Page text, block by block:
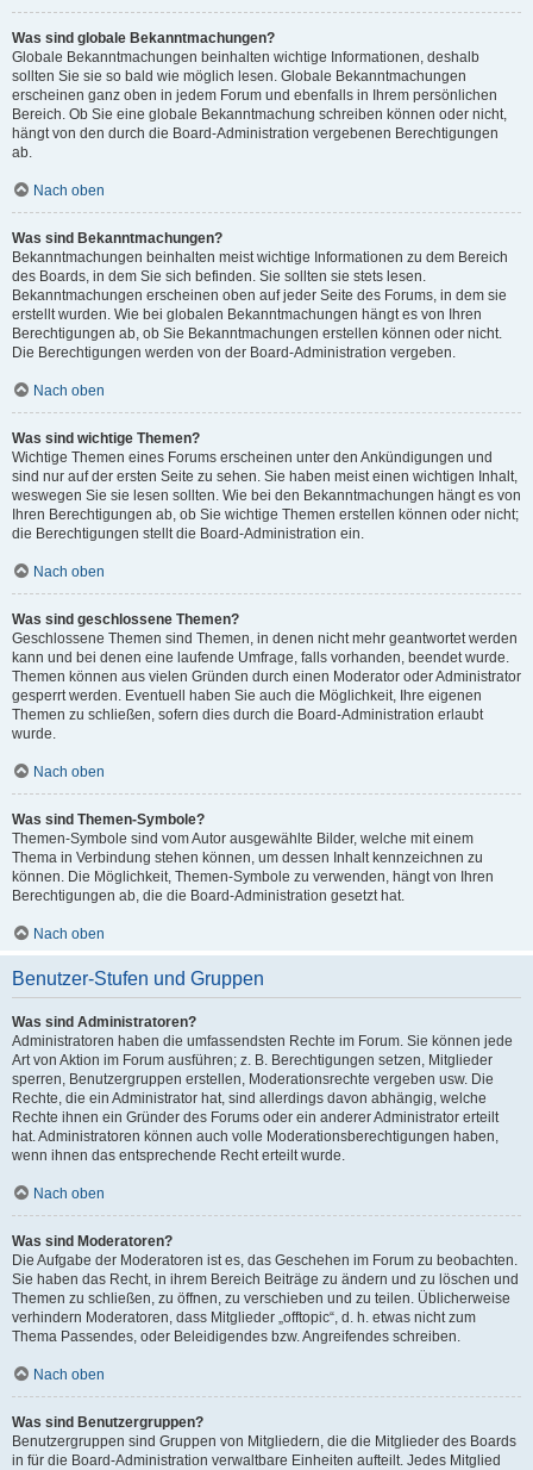
Was sind globale Bekanntmachungen?
Globale Bekanntmachungen beinhalten wichtige Informationen, deshalb
sollten Sie sie so bald wie möglich lesen. Globale Bekanntmachungen
erscheinen ganz oben in jedem Forum und ebenfalls in Ihrem persönlichen
Bereich. Ob Sie eine globale Bekanntmachung schreiben können oder nicht,
hängt von den durch die Board-Administration vergebenen Berechtigungen
ab.
Nach oben
Was sind Bekanntmachungen?
Bekanntmachungen beinhalten meist wichtige Informationen zu dem Bereich
des Boards, in dem Sie sich befinden. Sie sollten sie stets lesen.
Bekanntmachungen erscheinen oben auf jeder Seite des Forums, in dem sie
erstellt wurden. Wie bei globalen Bekanntmachungen hängt es von Ihren
Berechtigungen ab, ob Sie Bekanntmachungen erstellen können oder nicht.
Die Berechtigungen werden von der Board-Administration vergeben.
Nach oben
Was sind wichtige Themen?
Wichtige Themen eines Forums erscheinen unter den Ankündigungen und
sind nur auf der ersten Seite zu sehen. Sie haben meist einen wichtigen Inhalt,
weswegen Sie sie lesen sollten. Wie bei den Bekanntmachungen hängt es von
Ihren Berechtigungen ab, ob Sie wichtige Themen erstellen können oder nicht;
die Berechtigungen stellt die Board-Administration ein.
Nach oben
Was sind geschlossene Themen?
Geschlossene Themen sind Themen, in denen nicht mehr geantwortet werden
kann und bei denen eine laufende Umfrage, falls vorhanden, beendet wurde.
Themen können aus vielen Gründen durch einen Moderator oder Administrator
gesperrt werden. Eventuell haben Sie auch die Möglichkeit, Ihre eigenen
Themen zu schließen, sofern dies durch die Board-Administration erlaubt
wurde.
Nach oben
Was sind Themen-Symbole?
Themen-Symbole sind vom Autor ausgewählte Bilder, welche mit einem
Thema in Verbindung stehen können, um dessen Inhalt kennzeichnen zu
können. Die Möglichkeit, Themen-Symbole zu verwenden, hängt von Ihren
Berechtigungen ab, die die Board-Administration gesetzt hat.
Nach oben
Benutzer-Stufen und Gruppen
Was sind Administratoren?
Administratoren haben die umfassendsten Rechte im Forum. Sie können jede
Art von Aktion im Forum ausführen; z. B. Berechtigungen setzen, Mitglieder
sperren, Benutzergruppen erstellen, Moderationsrechte vergeben usw. Die
Rechte, die ein Administrator hat, sind allerdings davon abhängig, welche
Rechte ihnen ein Gründer des Forums oder ein anderer Administrator erteilt
hat. Administratoren können auch volle Moderationsberechtigungen haben,
wenn ihnen das entsprechende Recht erteilt wurde.
Nach oben
Was sind Moderatoren?
Die Aufgabe der Moderatoren ist es, das Geschehen im Forum zu beobachten.
Sie haben das Recht, in ihrem Bereich Beiträge zu ändern und zu löschen und
Themen zu schließen, zu öffnen, zu verschieben und zu teilen. Üblicherweise
verhindern Moderatoren, dass Mitglieder „offtopic“, d. h. etwas nicht zum
Thema Passendes, oder Beleidigendes bzw. Angreifendes schreiben.
Nach oben
Was sind Benutzergruppen?
Benutzergruppen sind Gruppen von Mitgliedern, die die Mitglieder des Boards
in für die Board-Administration verwaltbare Einheiten aufteilt. Jedes Mitglied